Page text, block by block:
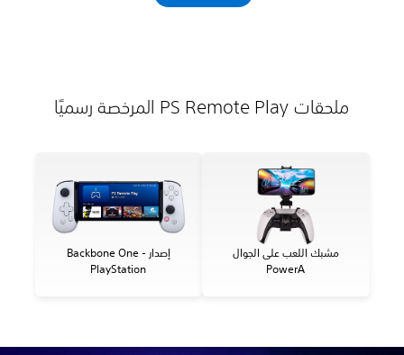
ملحقات PS Remote Play المرخصة رسميًا
Backbone One - إصدار
PlayStation
مشبك اللعب على الجوال
PowerA